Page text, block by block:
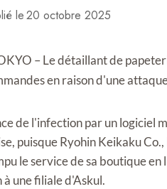
le20 octobre 2025
– Le détaillant de
en raison d'une
de l'infection par un logiciel
puisque Ryohin Keikaku
le service de sa boutique
à une filiale d'Askul.